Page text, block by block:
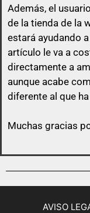
Además, el
de la tienda de la
estará ayudando
artículo le va a
directamente a
aunque acabe
diferente al que
Muchas gracias
AVISO